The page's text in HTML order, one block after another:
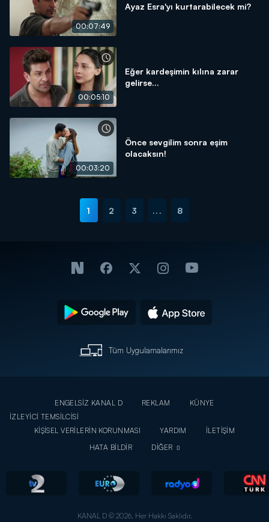
00:07:49
Ayaz Esra'yı kurtarabilecek mi?
00:05:10
Eğer kardeşimin kılına zarar
gelirse...
00:03:20
Önce sevgilim sonra eşim
olacaksın!
1 2 3 ... 8
Tüm Uygulamalarımız
ENGELSİZ KANAL D REKLAM
KÜNYE
İZLEYİCİ TEMSİLCİSİ
KİŞİSEL VERİLERİN KORUNMASI
YARDIM
İLETİŞİM
HATA BİLDİR
DİĞER
KANAL D © 2026. Her Hakkı Saklıdır.